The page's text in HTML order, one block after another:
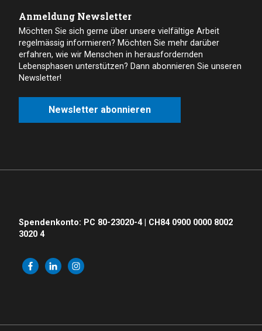
Anmeldung Newsletter
Möchten Sie sich gerne über unsere vielfältige Arbeit
regelmässig informieren? Möchten Sie mehr darüber
erfahren, wie wir Menschen in herausfordernden
Lebensphasen unterstützen? Dann abonnieren Sie unseren
Newsletter!
Newsletter abonnieren
Spendenkonto: PC 80-23020-4 | CH84 0900 0000 8002
3020 4